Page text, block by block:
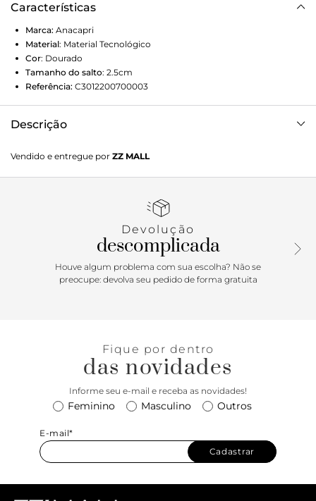
Características
Marca: Anacapri
Material: Material Tecnológico
Cor: Dourado
Tamanho do salto: 2.5cm
Referência: C3012200700003
Descrição
flatform revestido com sola de palha. De bico redondo, traz
tira fina que contorna o calcanhar, com fechamento em
tira de corda. Detalhe para tira dourada trançada sobre os
nome da marca. Aberta, exibe todo o pé.
Porque Apostar
estilo. Leve, urbana e chique, compõe aquele mood
despretensioso cheio de atitude.
Vendido e entregue por ZZ MALL
Devolução
descomplicada
Houve algum problema com sua escolha? Não se
preocupe: devolva seu pedido de forma gratuita
Fique por dentro
das novidades
Informe seu e-mail e receba as novidades!
Feminino Masculino Outros
E-mail*
Cadastrar